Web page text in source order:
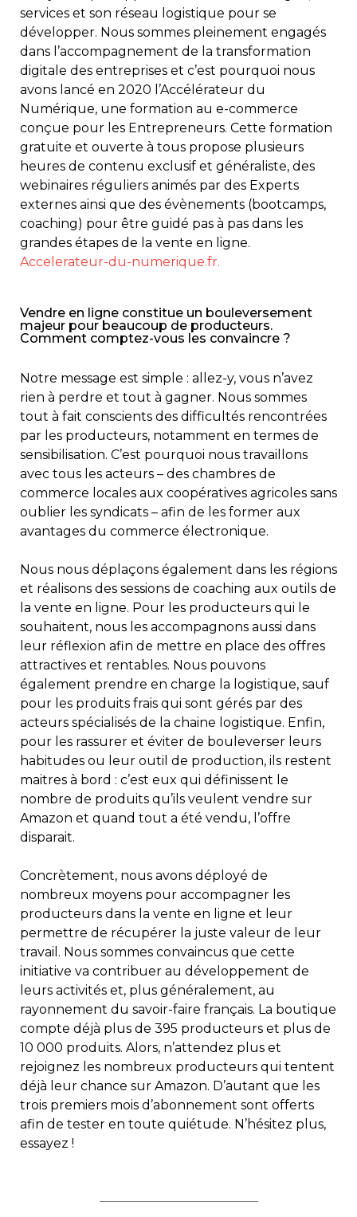
services et son réseau logistique pour se
développer. Nous sommes pleinement engagés
dans l’accompagnement de la transformation
digitale des entreprises et c’est pourquoi nous
avons lancé en 2020 l’Accélérateur du
Numérique, une formation au e-commerce
conçue pour les Entrepreneurs. Cette formation
gratuite et ouverte à tous propose plusieurs
heures de contenu exclusif et généraliste, des
webinaires réguliers animés par des Experts
externes ainsi que des évènements (bootcamps,
coaching) pour être guidé pas à pas dans les
grandes étapes de la vente en ligne.
Accelerateur-du-numerique.fr.
Vendre en ligne constitue un bouleversement
majeur pour beaucoup de producteurs.
Comment comptez-vous les convaincre ?
Notre message est simple : allez-y, vous n’avez
rien à perdre et tout à gagner. Nous sommes
tout à fait conscients des difficultés rencontrées
par les producteurs, notamment en termes de
sensibilisation. C’est pourquoi nous travaillons
avec tous les acteurs – des chambres de
commerce locales aux coopératives agricoles sans
oublier les syndicats – afin de les former aux
avantages du commerce électronique.
Nous nous déplaçons également dans les régions
et réalisons des sessions de coaching aux outils de
la vente en ligne. Pour les producteurs qui le
souhaitent, nous les accompagnons aussi dans
leur réflexion afin de mettre en place des offres
attractives et rentables. Nous pouvons
également prendre en charge la logistique, sauf
pour les produits frais qui sont gérés par des
acteurs spécialisés de la chaine logistique. Enfin,
pour les rassurer et éviter de bouleverser leurs
habitudes ou leur outil de production, ils restent
maitres à bord : c’est eux qui définissent le
nombre de produits qu’ils veulent vendre sur
Amazon et quand tout a été vendu, l’offre
disparait.
Concrètement, nous avons déployé de
nombreux moyens pour accompagner les
producteurs dans la vente en ligne et leur
permettre de récupérer la juste valeur de leur
travail. Nous sommes convaincus que cette
initiative va contribuer au développement de
leurs activités et, plus généralement, au
rayonnement du savoir-faire français. La boutique
compte déjà plus de 395 producteurs et plus de
10 000 produits. Alors, n’attendez plus et
rejoignez les nombreux producteurs qui tentent
déjà leur chance sur Amazon. D’autant que les
trois premiers mois d’abonnement sont offerts
afin de tester en toute quiétude. N’hésitez plus,
essayez !